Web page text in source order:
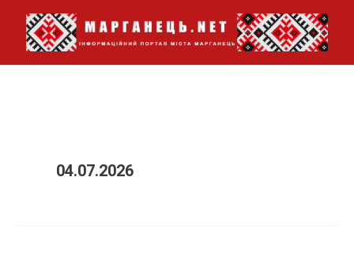
Перейти
вмісту
04.07.2026